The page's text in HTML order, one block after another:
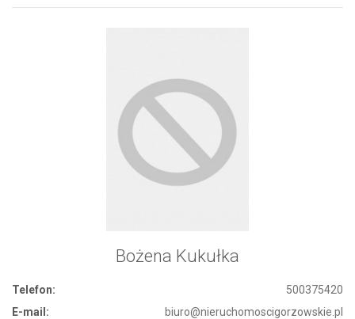
Bożena Kukułka
Telefon:
500375420
E-mail:
biuro@nieruchomoscigorzowskie.pl